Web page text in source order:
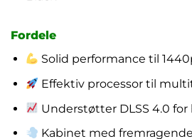
Fordele
Solid performance til
Effektiv processor til
Understøtter DLSS 4.0
Kabinet med